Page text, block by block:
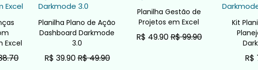
Excel
Planilha Plano de Ação
Dashboard Darkmode
3.0
R$ 39.90R$ 49.90
Planilha Gestão de
Projetos em Excel
R$ 49.90R$ 99.90
Kit
R$